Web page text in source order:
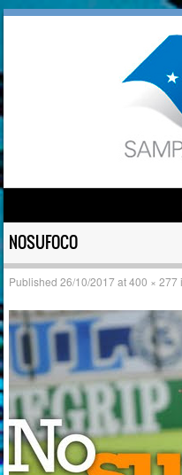
Skip to content
NOSUFOCO
Published26/10/2017at400 × 277